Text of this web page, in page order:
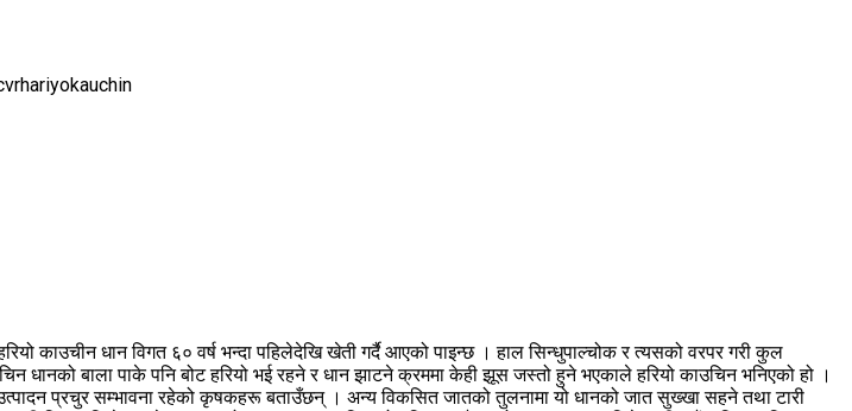
काउचीन धान विगत ६० वर्ष भन्दा पहिलेदेखि खेती गर्दै आएको पाइन्छ । हाल सिन्धुपाल्चोक र त्यसको वरपर गरी कुल
बाला पाके पनि बोट हरियो भई रहने र धान झाटने क्रममा केही झूस जस्तो हुने भएकाले हरियो काउचिन भनिएको हो ।
प्रचुर सम्भावना रहेको कृषकहरू बताउँछन् । अन्य विकसित जातको तुलनामा यो धानको जात सुख्खा सहने तथा टारी